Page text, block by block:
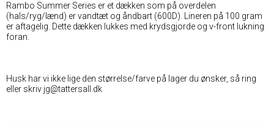
Rambo Summer Series er et dækken som på overdelen
(hals/ryg/lænd) er vandtæt og åndbart (600D). Lineren på 100 gram
er aftagelig. Dette dækken lukkes med krydsgjorde og v-front lukning
foran.
Husk har vi ikke lige den størrelse/farve på lager du ønsker, så ring
eller skriv jg@tattersall.dk